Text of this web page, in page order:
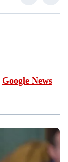
Google News